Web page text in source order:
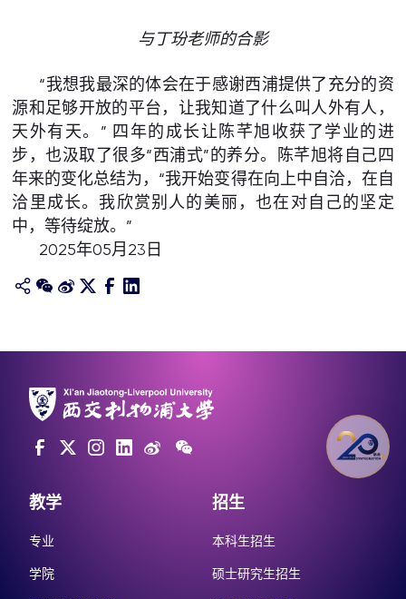
与丁玢老师的合影
“我想我最深的体会在于感谢西浦提供了充分的资
源和足够开放的平台，让我知道了什么叫人外有人，
天外有天。” 四年的成长让陈芊旭收获了学业的进
步，也汲取了很多“西浦式”的养分。陈芊旭将自己四
年来的变化总结为，“我开始变得在向上中自洽，在自
洽里成长。我欣赏别人的美丽，也在对自己的坚定
中，等待绽放。”
2025年05月23日
教学
专业
学院
招生
本科生招生
硕士研究生招生